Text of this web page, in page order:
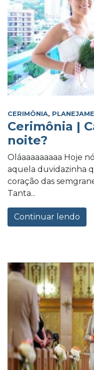
CERIMÔNIA,
Cerimônia |
noite?
Oláaaaaaaaaa Hoje
aquela duvidazinha
coração das
Tanta...
Continuar lendo